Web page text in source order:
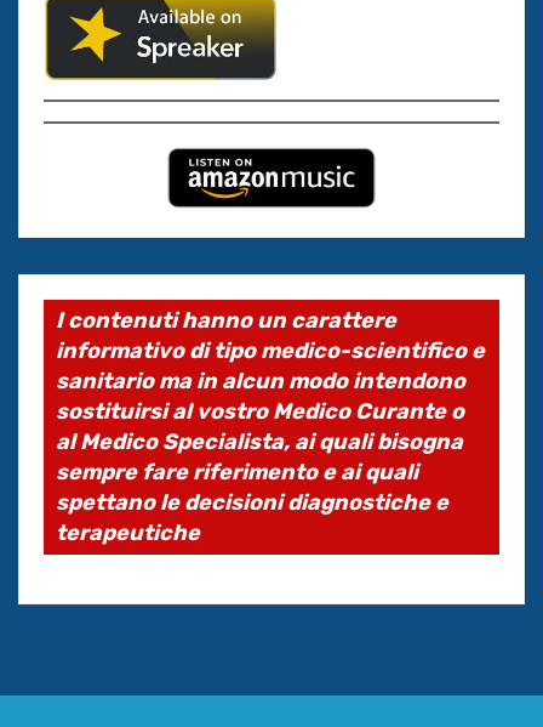
I contenuti hanno un carattere
informativo di tipo medico-scientifico e
sanitario ma in alcun modo intendono
sostituirsi al vostro Medico Curante o
al Medico Specialista, ai quali bisogna
sempre fare riferimento e ai quali
spettano le decisioni diagnostiche e
terapeutiche